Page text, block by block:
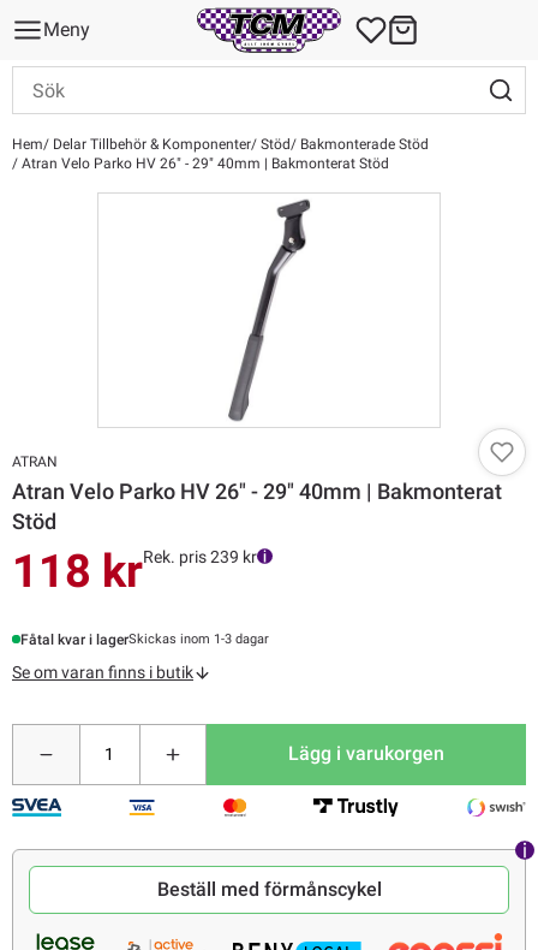
Meny
Hem Delar Tillbehör & Komponenter Stöd
Bakmonterade Stöd
Atran Velo Parko HV 26" - 29" 40mm | Bakmonterat Stöd
ATRAN
Atran Velo Parko HV 26" - 29" 40mm | Bakmonterat
Stöd
118 krRek. pris 239 kr
Fåtal kvar i lagerSkickas inom 1-3 dagar
Se om varan finns i butik
Lägg i varukorgen
Beställ med förmånscykel